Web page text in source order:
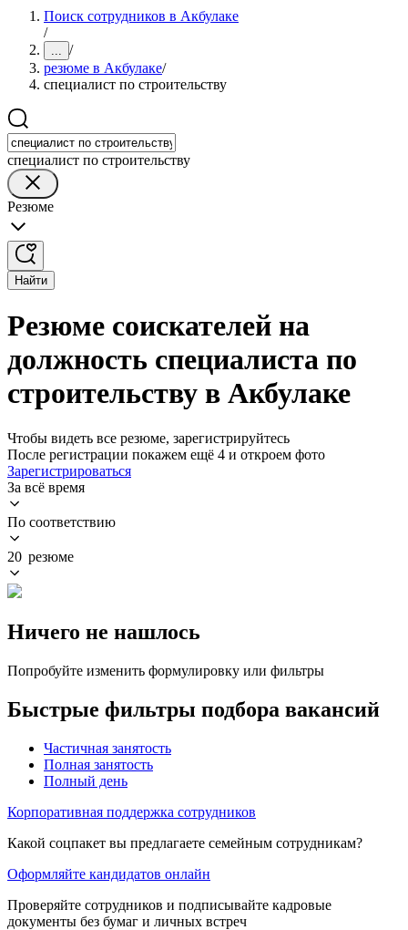
Поиск сотрудников в Акбулаке
/
... /
резюме в Акбулаке/
специалист по строительству
специалист по строительству
Резюме
Найти
Резюме соискателей на
должность специалиста по
строительству в Акбулаке
Чтобы видеть все резюме, зарегистрируйтесь
После регистрации покажем ещё 4 и откроем фото
Зарегистрироваться
За всё время
По соответствию
20 резюме
Ничего не нашлось
Попробуйте изменить формулировку или фильтры
Быстрые фильтры подбора вакансий
Частичная занятость
Полная занятость
Полный день
Корпоративная поддержка сотрудников
Какой соцпакет вы предлагаете семейным сотрудникам?
Оформляйте кандидатов онлайн
Проверяйте сотрудников и подписывайте кадровые
документы без бумаг и личных встреч